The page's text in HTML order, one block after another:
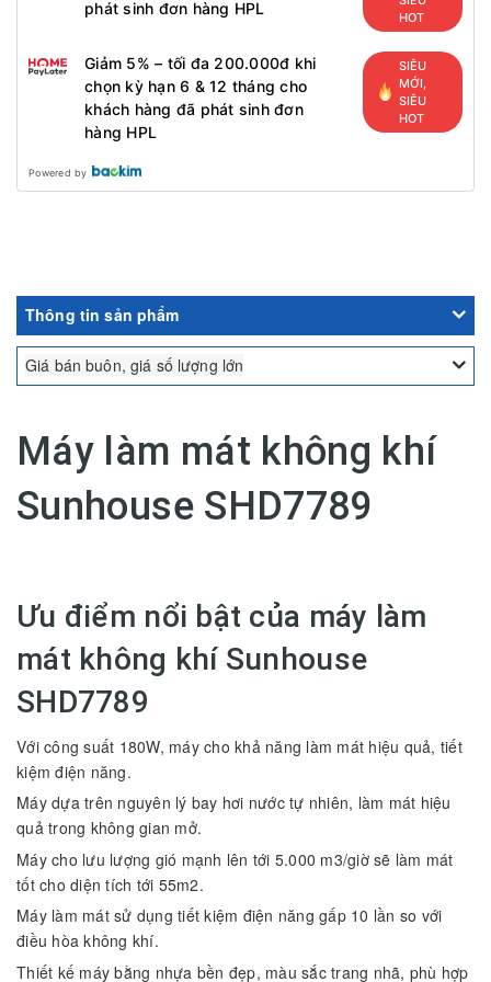
phát sinh đơn hàng HPL
HOT
Giảm 5% – tối đa 200.000đ khi
chọn kỳ hạn 6 & 12 tháng cho
khách hàng đã phát sinh đơn
hàng HPL
SIÊU
MỚI,
SIÊU
HOT
Powered by
Thông tin sản phẩm
Giá bán buôn, giá số lượng lớn
Máy làm mát không khí
Sunhouse SHD7789
Ưu điểm nổi bật của máy làm
mát không khí Sunhouse
SHD7789
Với công suất 180W, máy cho khả năng làm mát hiệu quả, tiết
kiệm điện năng.
Máy dựa trên nguyên lý bay hơi nước tự nhiên, làm mát hiệu
quả trong không gian mở.
Máy cho lưu lượng gió mạnh lên tới 5.000 m3/giờ sẽ làm mát
tốt cho diện tích tới 55m2.
Máy làm mát sử dụng tiết kiệm điện năng gấp 10 lần so với
điều hòa không khí.
Thiết kế máy bằng nhựa bền đẹp, màu sắc trang nhã, phù hợp